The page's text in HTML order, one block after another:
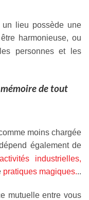
un lieu possède une
harmonieuse, ou
personnes et les
de tout
moins chargée
également de
industrielles,
pratiques magiques...
mutuelle entre vous